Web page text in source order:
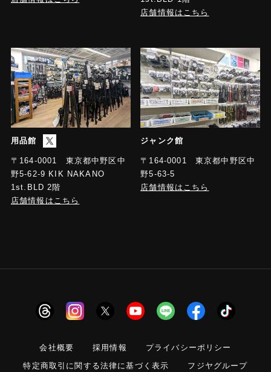
店舗情報はこちら
用品館
〒164-0001 東京都中野区中
野5-62-9 KIK NAKANO
1st.BLD 2階
店舗情報はこちら
ジャンク館
〒164-0001 東京都中野区中
野5-63-5
店舗情報はこちら
会社概要 採用情報
プライバシーポリシー
特定商取引に関する法律に基づく表示
フジヤグループ